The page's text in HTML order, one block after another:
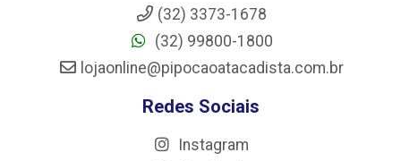
(32) 3373-1678
(32) 99800-1800
lojaonline@pipocaoatacadista.com.br
Redes Sociais
Instagram